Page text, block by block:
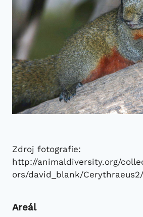
Zdroj fotografie:
http://animaldiversity.org/
ors/david_blank/Cerythraeus2/
Areál